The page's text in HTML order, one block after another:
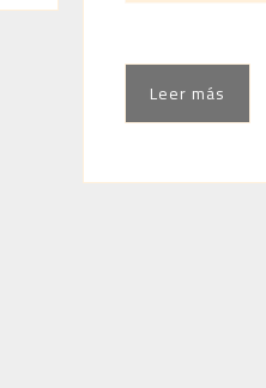
Leer más